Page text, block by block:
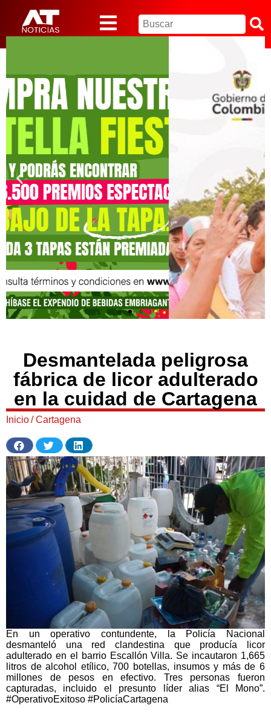
Desmantelada peligrosa
fábrica de licor adulterado
en la cuidad de Cartagena
Inicio/ Cartagena
En un operativo contundente, la Policía Nacional
desmanteló una red clandestina que producía licor
adulterado en el barrio Escallón Villa. Se incautaron 1,665
litros de alcohol etílico, 700 botellas, insumos y más de 6
millones de pesos en efectivo. Tres personas fueron
capturadas, incluido el presunto líder alias “El Mono”.
#OperativoExitoso #PolicíaCartagena